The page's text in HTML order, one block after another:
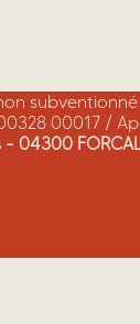
00017 /
04300